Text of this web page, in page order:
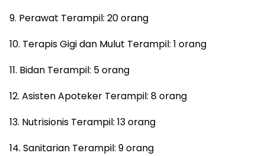
9. Perawat Terampil: 20 orang
10. Terapis Gigi dan Mulut Terampil: 1 orang
11. Bidan Terampil: 5 orang
12. Asisten Apoteker Terampil: 8 orang
13. Nutrisionis Terampil: 13 orang
14. Sanitarian Terampil: 9 orang